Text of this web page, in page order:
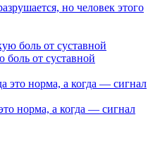
но человек этого
боль от суставной
норма, а когда — сигнал